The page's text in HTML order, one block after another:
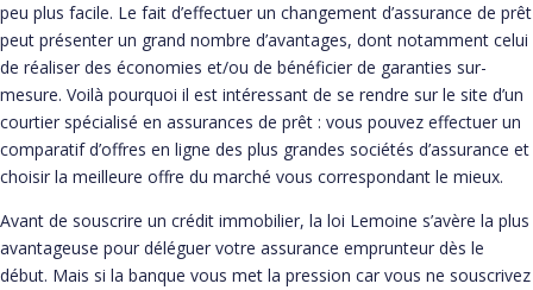
peu plus facile. Le fait d’effectuer un changement d’assurance de prêt
peut présenter un grand nombre d’avantages, dont notamment celui
de réaliser des économies et/ou de bénéficier de garanties sur-
mesure. Voilà pourquoi il est intéressant de se rendre sur le site d’un
courtier spécialisé en assurances de prêt : vous pouvez effectuer un
comparatif d’offres en ligne des plus grandes sociétés d’assurance et
choisir la meilleure offre du marché vous correspondant le mieux.
Avant de souscrire un crédit immobilier, la loi Lemoine s’avère la plus
avantageuse pour déléguer votre assurance emprunteur dès le
début. Mais si la banque vous met la pression car vous ne souscrivez